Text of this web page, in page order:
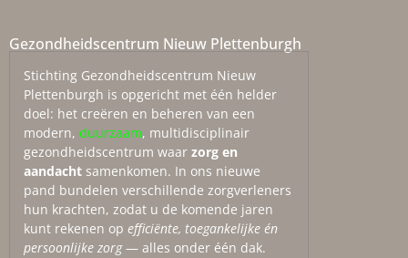
Gezondheidscentrum Nieuw Plettenburgh
Stichting Gezondheidscentrum Nieuw
Plettenburgh is opgericht met één helder
doel: het creëren en beheren van een
modern, duurzaam, multidisciplinair
gezondheidscentrum waar zorg en
aandacht samenkomen. In ons nieuwe
pand bundelen verschillende zorgverleners
hun krachten, zodat u de komende jaren
kunt rekenen op efficiënte, toegankelijke én
persoonlijke zorg— alles onder één dak.